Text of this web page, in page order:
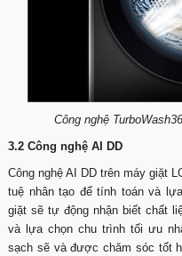
Công nghệ
3.2 Công nghệ AI DD
Công nghệ AI DD trên máy giặt
tuệ nhân tạo để tính toán và
giặt sẽ tự động nhận biết chất
và lựa chọn chu trình tối ưu
sạch sẽ và được chăm sóc tốt